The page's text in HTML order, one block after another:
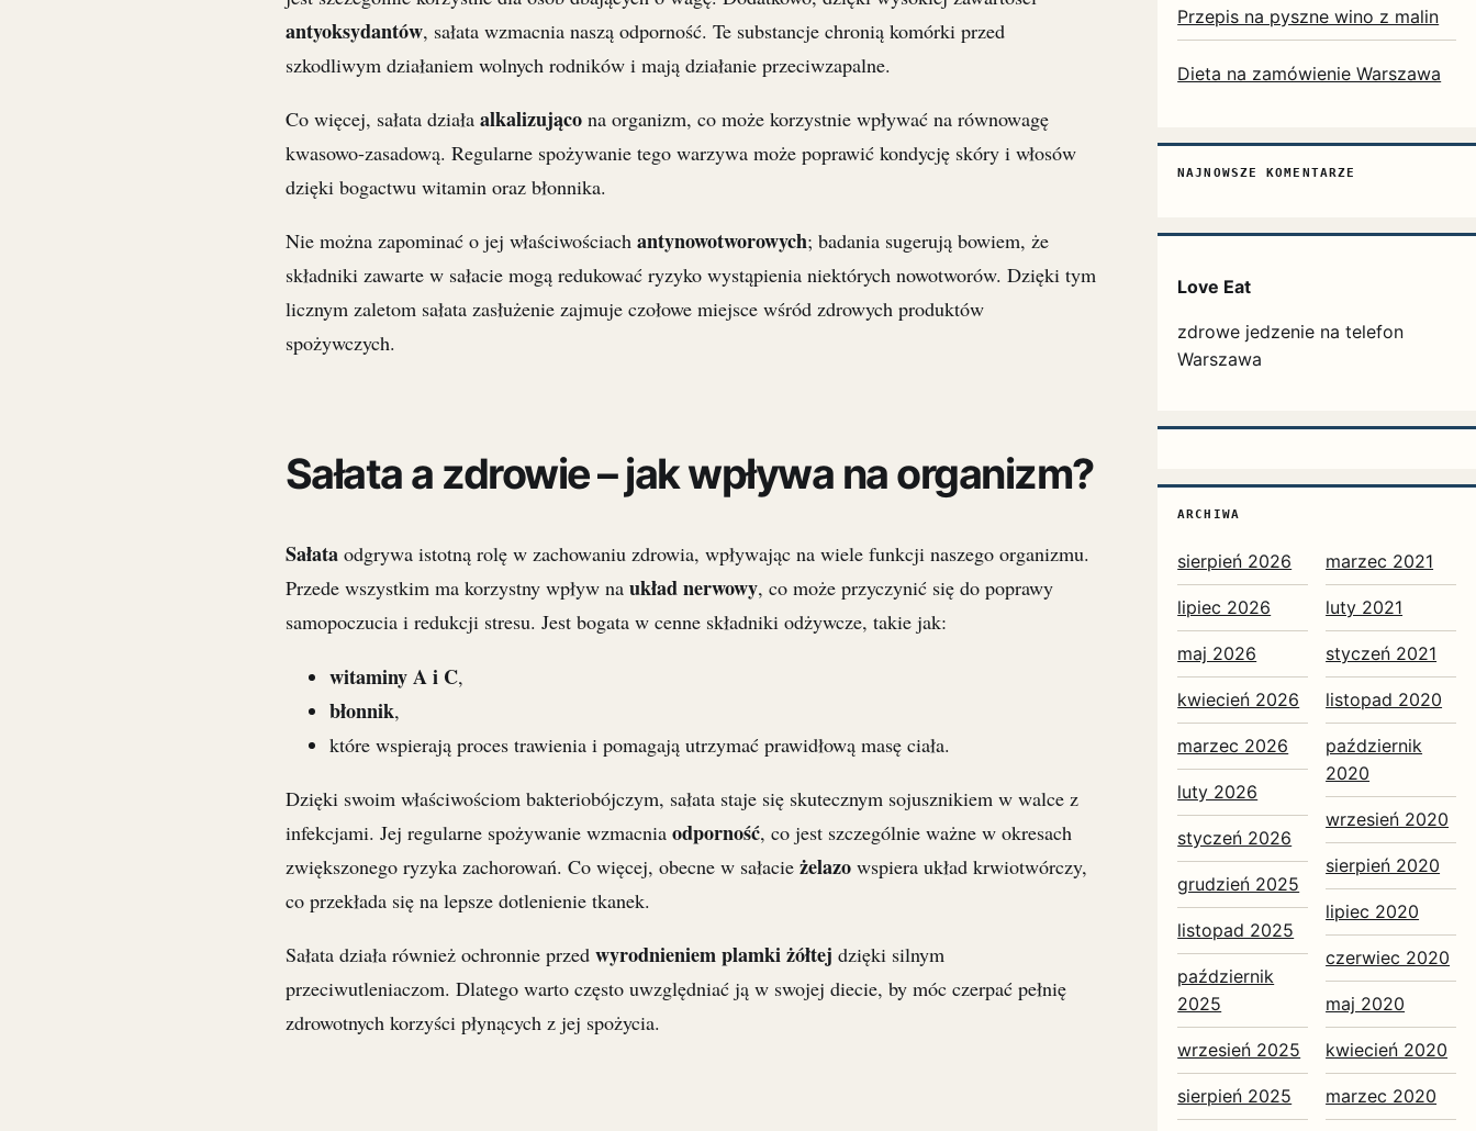
antyoksydantów, sałata wzmacnia naszą odporność. Te substancje chronią komórki przed
szkodliwym działaniem wolnych rodników i mają działanie przeciwzapalne.
Co więcej, sałata działa alkalizującona organizm, co może korzystnie wpływać na równowagę
kwasowo-zasadową. Regularne spożywanie tego warzywa może poprawić kondycję skóry i włosów
dzięki bogactwu witamin oraz błonnika.
Nie można zapominać o jej właściwościach antynowotworowych; badania sugerują bowiem, że
składniki zawarte w sałacie mogą redukować ryzyko wystąpienia niektórych nowotworów. Dzięki tym
licznym zaletom sałata zasłużenie zajmuje czołowe miejsce wśród zdrowych produktów
spożywczych.
Sałata a zdrowie – jak wpływa na organizm?
Sałataodgrywa istotną rolę w zachowaniu zdrowia, wpływając na wiele funkcji naszego organizmu.
Przede wszystkim ma korzystny wpływ na układ nerwowy, co może przyczynić się do poprawy
samopoczucia i redukcji stresu. Jest bogata w cenne składniki odżywcze, takie jak:
witaminy A i C,
błonnik,
które wspierają proces trawienia i pomagają utrzymać prawidłową masę ciała.
Dzięki swoim właściwościom bakteriobójczym, sałata staje się skutecznym sojusznikiem w walce z
infekcjami. Jej regularne spożywanie wzmacnia odporność, co jest szczególnie ważne w okresach
zwiększonego ryzyka zachorowań. Co więcej, obecne w sałacie żelazowspiera układ krwiotwórczy,
co przekłada się na lepsze dotlenienie tkanek.
Sałata działa również ochronnie przed wyrodnieniem plamki żółtej dzięki silnym
przeciwutleniaczom. Dlatego warto często uwzględniać ją w swojej diecie, by móc czerpać pełnię
zdrowotnych korzyści płynących z jej spożycia.
Przepis na pyszne wino z malin
Dieta na zamówienie Warszawa
NAJNOWSZE KOMENTARZE
Love Eat
zdrowe jedzenie na telefon
Warszawa
ARCHIWA
sierpień 2026
lipiec 2026
maj 2026
kwiecień 2026
marzec 2026
luty 2026
styczeń 2026
grudzień 2025
listopad 2025
październik
2025
wrzesień 2025
sierpień 2025
marzec 2021
luty 2021
styczeń 2021
listopad 2020
październik
2020
wrzesień 2020
sierpień 2020
lipiec 2020
czerwiec 2020
maj 2020
kwiecień 2020
marzec 2020